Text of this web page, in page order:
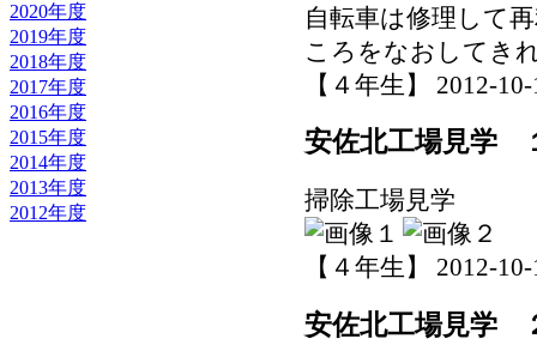
2020年度
2019年度
2018年度
2017年度
2016年度
2015年度
2014年度
2013年度
2012年度
自転車は修理して
ころをなおしてき
【４年生】 2012-
安佐北工場見学
掃除工場見学
【４年生】 2012-
安佐北工場見学